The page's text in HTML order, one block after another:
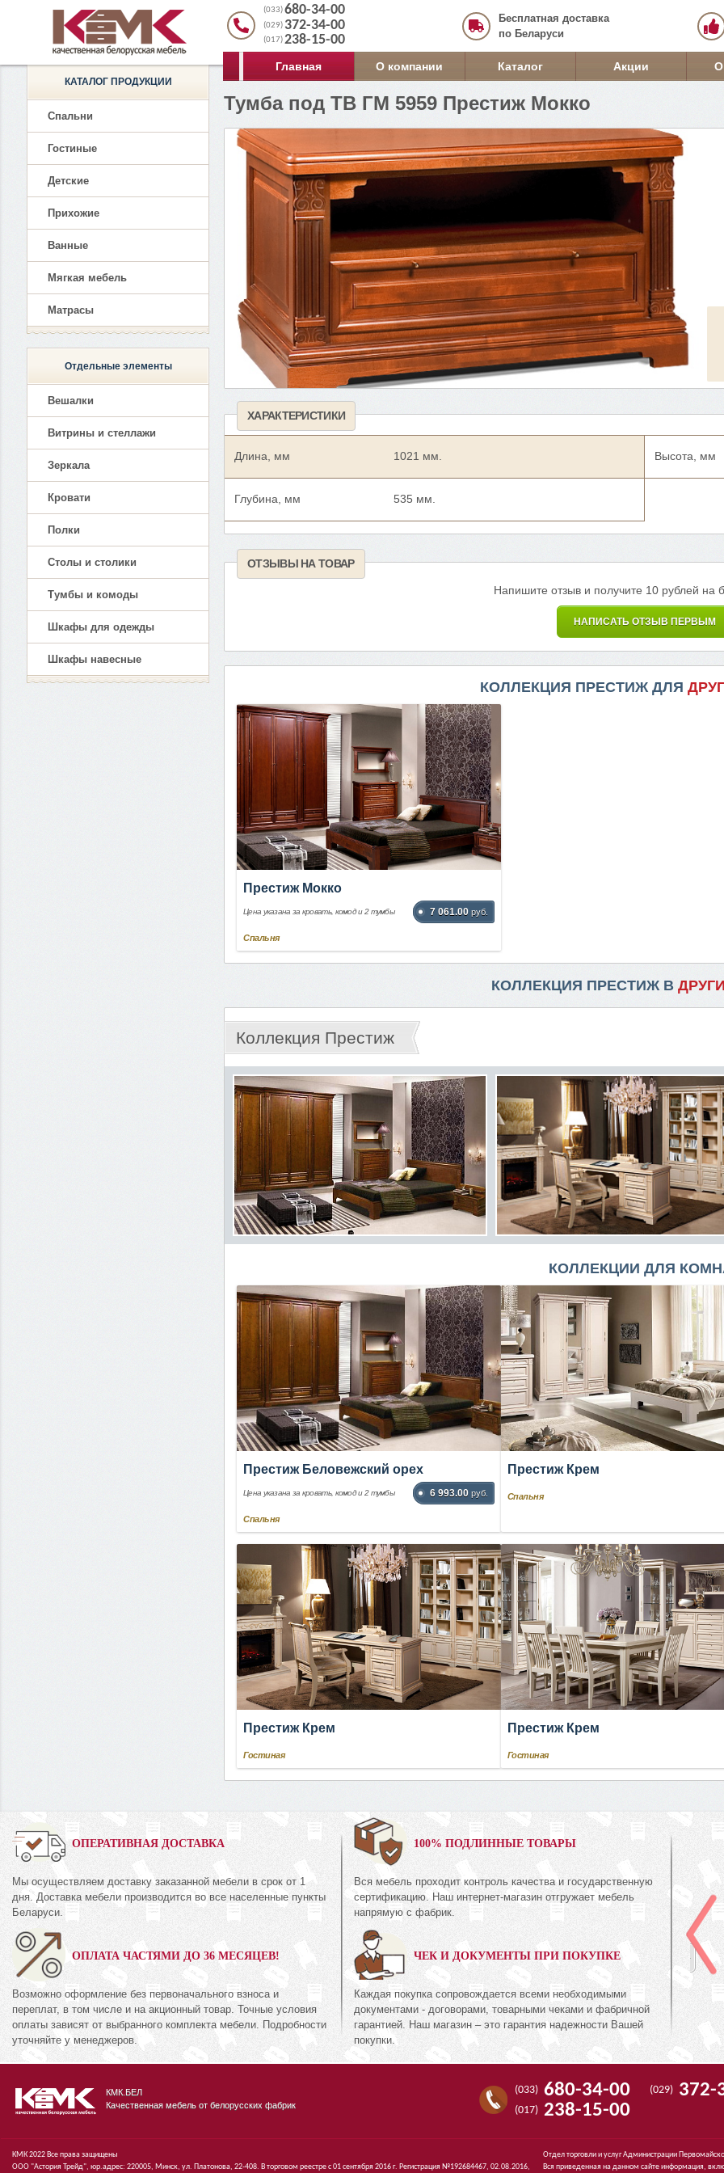
(033)680-34-00
(029) 372-34-00
(017)238-15-00
Бесплатная доставка
по Беларуси
Главная О компании Каталог Акции
Тумба под ТВ ГМ 5959 Престиж Мокко
ХАРАКТЕРИСТИКИ
Длина, мм 1021 мм.
Глубина, мм 535 мм.
Высота, мм
ОТЗЫВЫ НА ТОВАР
Напишите отзыв и получите 10 рублей на
НАПИСАТЬ ОТЗЫВ ПЕРВЫМ
КОЛЛЕКЦИЯ ПРЕСТИЖ ДЛЯ
Престиж Мокко
Цена указана за кровать, комод и 2 тумбы 7 061.00 руб.
Спальня
КОЛЛЕКЦИЯ ПРЕСТИЖ В
Коллекция Престиж
КОЛЛЕКЦИИ ДЛЯ
Престиж Беловежский орех
Цена указана за кровать, комод и 2 тумбы 6 993.00 руб.
Спальня
Престиж Крем
Спальня
Престиж Крем
Гостиная
Престиж Крем
Гостиная
КАТАЛОГ ПРОДУКЦИИ
Спальни
Гостиные
Детские
Прихожие
Ванные
Мягкая мебель
Матрасы
Отдельные элементы
Вешалки
Витрины и стеллажи
Зеркала
Кровати
Полки
Столы и столики
Тумбы и комоды
Шкафы для одежды
Шкафы навесные
ОПЕРАТИВНАЯ ДОСТАВКА
Мы осуществляем доставку заказанной мебели в срок от 1
дня. Доставка мебели производится во все населенные пункты
Беларуси.
ОПЛАТА ЧАСТЯМИ ДО 36 МЕСЯЦЕВ!
Возможно оформление без первоначального взноса и
переплат, в том числе и на акционный товар. Точные условия
оплаты зависят от выбранного комплекта мебели. Подробности
уточняйте у менеджеров.
100% ПОДЛИННЫЕ ТОВАРЫ
Вся мебель проходит контроль качества и государственную
сертификацию. Наш интернет-магазин отгружает мебель
напрямую с фабрик.
ЧЕК И ДОКУМЕНТЫ ПРИ ПОКУПКЕ
Каждая покупка сопровождается всеми необходимыми
документами - договорами, товарными чеками и фабричной
гарантией. Наш магазин – это гарантия надежности Вашей
покупки.
«Амелия Орех
руб. 894
Комод
Коллекция «Эстель Белый»
672
0%
Шкаф для одежды
1 395 1 395
КМК.БЕЛ
Качественная мебель от белорусских фабрик
(033) 680-34-00 (029) 372-
(017) 238-15-00
КМК 2022 Все права защищены
ООО "Астория Трейд", юр.адрес: 220005, Минск, ул. Платонова, 22-408. В торговом реестре с 01 сентября 2016 г. Регистрация №192684467, 02.08.2016,
Отдел торговли и услуг Администрации
Вся приведенная на данном сайте информация,